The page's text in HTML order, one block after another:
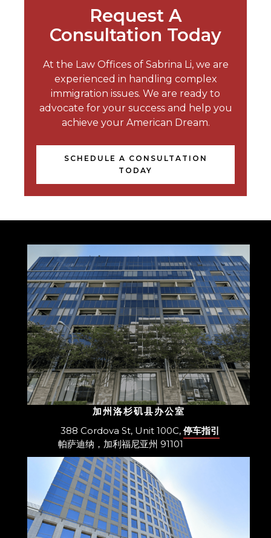
Request A
Consultation Today
At the Law Offices of Sabrina Li, we are
experienced in handling complex
immigration issues. We are ready to
advocate for your success and help you
achieve your American Dream.
SCHEDULE A CONSULTATION
TODAY
加州洛杉矶县办公室
388 Cordova St, Unit 100C,
帕萨迪纳，加利福尼亚州 91101
停车指引